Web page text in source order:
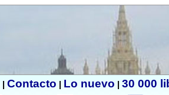
Contacto Lo nuevo 30 000